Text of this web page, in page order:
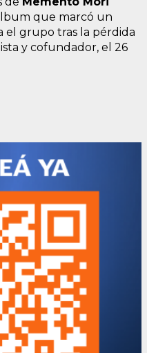
que marcó un
el grupo tras la pérdida
y cofundador, el 26